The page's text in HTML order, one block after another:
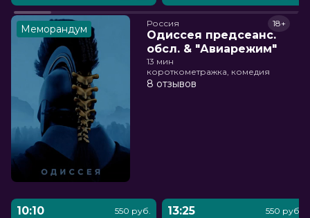
Меморандум Россия
Одиссея предсеанс.
обсл. & "Авиарежим"
18+
13 мин
короткометражка, комедия
8 отзывов
10:10
550 руб.
13:25
550 руб.